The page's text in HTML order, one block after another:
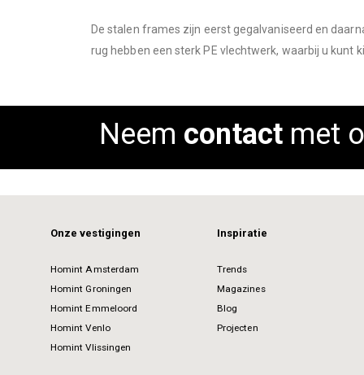
images
gallery
De stalen frames zijn eerst gegalvaniseerd en
rug hebben een sterk PE vlechtwerk, waarbij u kunt
Neem contactmet
Onze vestigingen
Homint Amsterdam
Homint Groningen
Homint Emmeloord
Homint Venlo
Homint Vlissingen
Inspiratie
Trends
Magazines
Blog
Projecten